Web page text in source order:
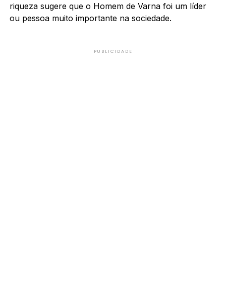
riqueza sugere que o Homem de Varna foi um líder
ou pessoa muito importante na sociedade.
PUBLICIDADE